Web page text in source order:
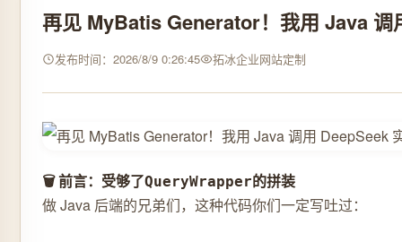
再见 MyBatis Generator！我用 Java 调
发布时间：2026/8/9 0:26:45 拓冰企业网站定制
🗑️ 前言：受够了QueryWrapper的拼装
做 Java 后端的兄弟们，这种代码你们一定写吐过：